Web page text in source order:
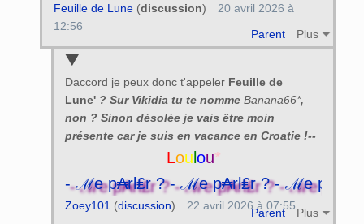
Parent Plus
Feuille de Lune(discussion)
20 avril 2026 à
12:56
Daccord je peux donc t'appeler Feuille de
Lune'? Sur Vikidia tu te nomme Banana66*,
non ? Sinon désolée je vais être moin
présente car je suis en vacance en Croatie !--
Lou ou*
l₤r ? - ℳe p₳rl₤r ? - ℳe p₳rl₤r ? - ℳe
Parent Plus
Zoey101 (discussion) 22 avril 2026 à 07:55